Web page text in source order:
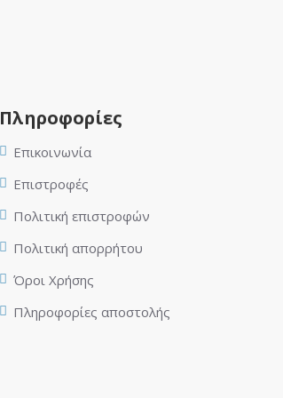
Πληροφορίες
Επικοινωνία
Επιστροφές
Πολιτική επιστροφών
Πολιτική απορρήτου
Όροι Χρήσης
Πληροφορίες αποστολής